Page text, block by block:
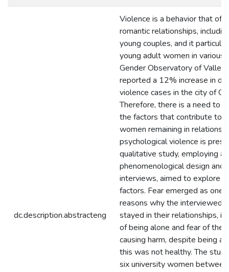
dc.description.abstracteng
Violence is a behavior that
romantic relationships,
young couples, and it
young adult women in various
Gender Observatory of Valle
reported a 12% increase in
violence cases in the city of
Therefore, there is a need to
the factors that contribute to
women remaining in
psychological violence is
qualitative study, employing a
phenomenological design and
interviews, aimed to explore
factors. Fear emerged as one
reasons why the interviewed
stayed in their relationships,
of being alone and fear of
causing harm, despite being
this was not healthy. The
six university women